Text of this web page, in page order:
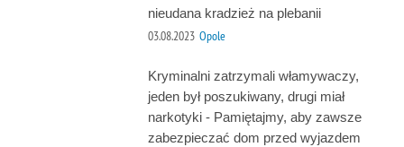
nieudana kradzież na plebanii
03.08.2023 Opole
Kryminalni zatrzymali włamywaczy,
jeden był poszukiwany, drugi miał
narkotyki - Pamiętajmy, aby zawsze
zabezpieczać dom przed wyjazdem